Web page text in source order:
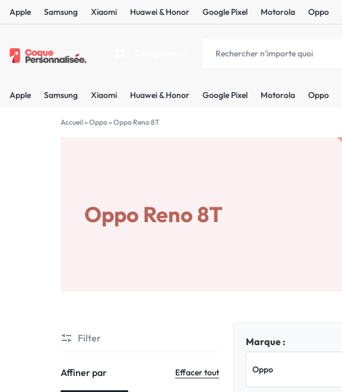
PLUS
BELLES
FRANCE
Huawei & Honor
Apple Samsung Xiaomi Huawei & Honor Google Pixel Motorola Oppo
Apple Samsung Xiaomi Huawei & Honor Google Pixel Motorola Oppo
Accueil » Oppo» Oppo Reno 8T
Oppo Reno 8T
Marque :
Filter
Affiner par Effacer tout